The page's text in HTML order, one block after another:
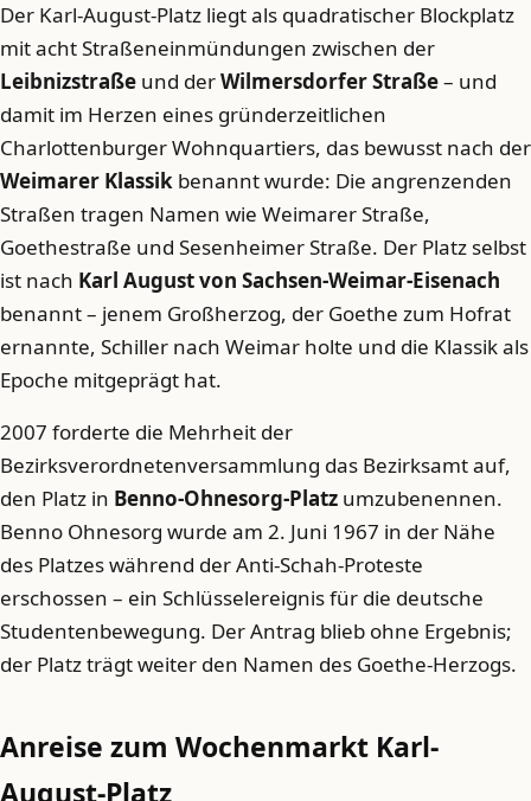
Der Karl-August-Platz liegt als quadratischer Blockplatz
mit acht Straßeneinmündungen zwischen der
Leibnizstraße und derWilmersdorfer Straße– und
damit im Herzen eines gründerzeitlichen
Charlottenburger Wohnquartiers, das bewusst nach der
Weimarer Klassik benannt wurde: Die angrenzenden
Straßen tragen Namen wie Weimarer Straße,
Goethestraße und Sesenheimer Straße. Der Platz selbst
ist nach Karl August von Sachsen-Weimar-Eisenach
benannt – jenem Großherzog, der Goethe zum Hofrat
ernannte, Schiller nach Weimar holte und die Klassik als
Epoche mitgeprägt hat.
2007 forderte die Mehrheit der
Bezirksverordnetenversammlung das Bezirksamt auf,
den Platz in Benno-Ohnesorg-Platz umzubenennen.
Benno Ohnesorg wurde am 2. Juni 1967 in der Nähe
des Platzes während der Anti-Schah-Proteste
erschossen – ein Schlüsselereignis für die deutsche
Studentenbewegung. Der Antrag blieb ohne Ergebnis;
der Platz trägt weiter den Namen des Goethe-Herzogs.
Anreise zum Wochenmarkt Karl-
August-Platz